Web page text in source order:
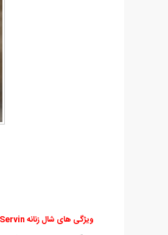
ویژگی های شال زنانه Servin: